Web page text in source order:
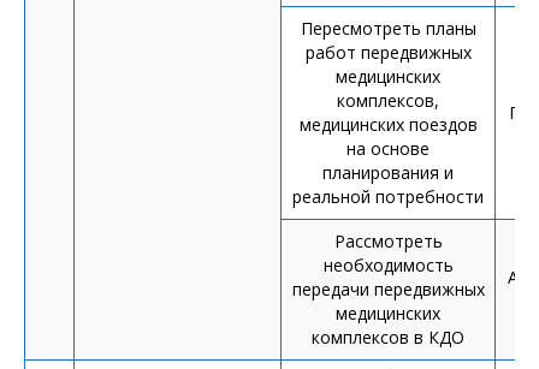
Пересмотреть планы
работ передвижных
медицинских
комплексов,
медицинских поездов
на основе
планирования и
реальной потребности
Рассмотреть
необходимость
передачи передвижных
медицинских
комплексов в КДО